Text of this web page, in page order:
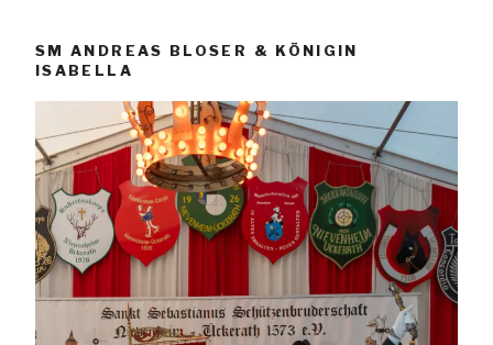
SM ANDREAS BLOSER & KÖNIGIN
ISABELLA